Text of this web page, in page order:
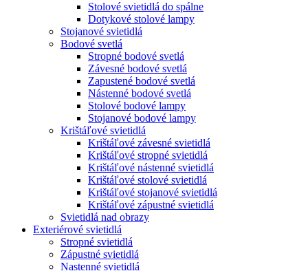
Stolové svietidlá do spálne
Dotykové stolové lampy
Stojanové svietidlá
Bodové svetlá
Stropné bodové svetlá
Závesné bodové svetlá
Zapustené bodové svetlá
Nástenné bodové svetlá
Stolové bodové lampy
Stojanové bodové lampy
Krištáľové svietidlá
Krištáľové závesné svietidlá
Krištáľové stropné svietidlá
Krištáľové nástenné svietidlá
Krištáľové stolové svietidlá
Krištáľové stojanové svietidlá
Krištáľové zápustné svietidlá
Svietidlá nad obrazy
Exteriérové svietidlá
Stropné svietidlá
Zápustné svietidlá
Nastenné svietidlá